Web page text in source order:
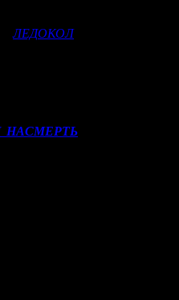
высокие
ЛЕДОКОЛв свое время к
НАСМЕРТЬ